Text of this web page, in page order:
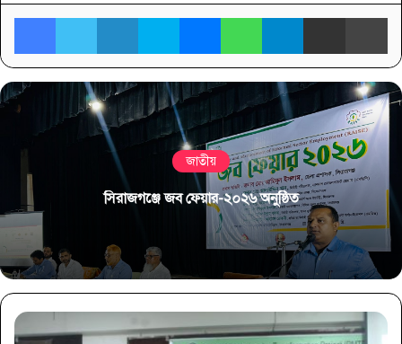
Facebook
TwitterLinkedInSkypeMessengerWhatsAppTelegram
Share via Email
জাতীয়
সিরাজগঞ্জে জব ফেয়ার-২০২৬ অনুষ্ঠিত